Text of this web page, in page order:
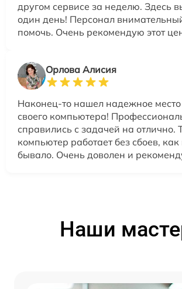
другом сервисе за неделю. Здесь
один день! Персонал
помочь. Очень рекомендую этот
Орлова Алисия
Наконец-то нашел надежное
своего компьютера!
справились с задачей на отлично.
компьютер работает без сбоев,
бывало. Очень доволен и
Наши